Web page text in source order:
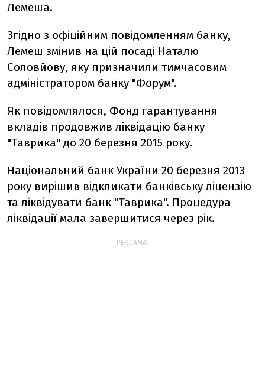
Лемеша.
Згiдно з офiцiйним повiдомленням банку,
Лемеш змiнив на цiй посадi Наталю
Соловйову, яку призначили тимчасовим
адмiнiстратором банку "Форум".
Як повiдомлялося, Фонд гарантування
вкладiв продовжив лiквiдацiю банку
"Таврика" до 20 березня 2015 року.
Нацiональний банк України 20 березня 2013
року вирiшив вiдкликати банкiвську лiцензiю
та лiквiдувати банк "Таврика". Процедура
лiквiдацiї мала завершитися через рiк.
РЕКЛАМА: